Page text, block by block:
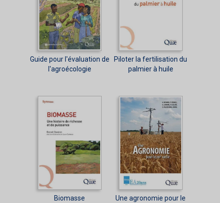
Guide pour l'évaluation de
l'agroécologie
Piloter la fertilisation du
palmier à huile
Biomasse
Une agronomie pour le